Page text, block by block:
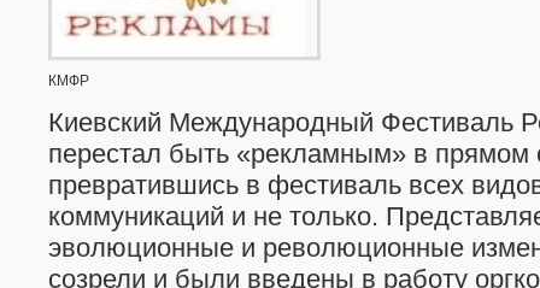
КМФР
Киевский Международный Фестиваль
перестал быть «рекламным» в прямом
превратившись в фестиваль всех
коммуникаций и не только.
эволюционные и революционные
созрели и были введены в работу